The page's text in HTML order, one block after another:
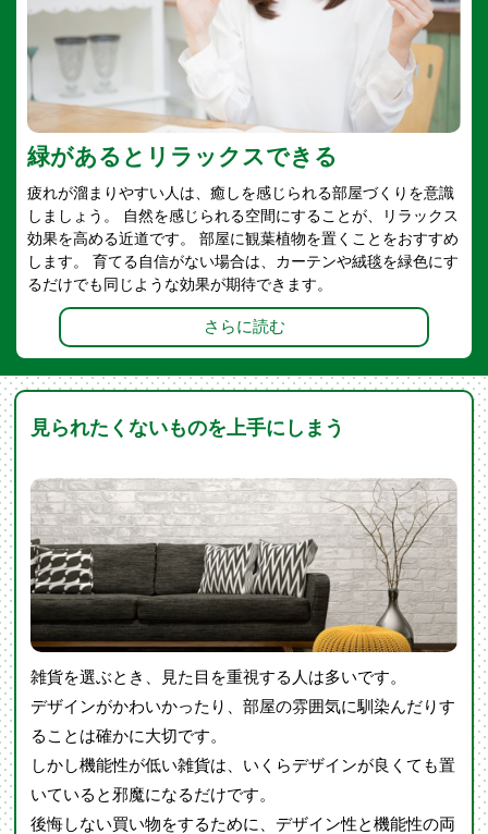
緑があるとリラックスできる
疲れが溜まりやすい人は、癒しを感じられる部屋づくりを意識
しましょう。 自然を感じられる空間にすることが、リラックス
効果を高める近道です。 部屋に観葉植物を置くことをおすすめ
します。 育てる自信がない場合は、カーテンや絨毯を緑色にす
るだけでも同じような効果が期待できます。
さらに読む
見られたくないものを上手にしまう
雑貨を選ぶとき、見た目を重視する人は多いです。
デザインがかわいかったり、部屋の雰囲気に馴染んだりす
ることは確かに大切です。
しかし機能性が低い雑貨は、いくらデザインが良くても置
いていると邪魔になるだけです。
後悔しない買い物をするために、デザイン性と機能性の両